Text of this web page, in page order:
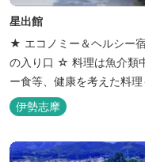
星出館
★ エコノミー＆ヘルシー宿 ★ 古い商屋や蔵のある河崎町の町並
の入り口 ☆ 料理は魚介類中心ですが希望によりアレルギーアトピ
ー食等、健康を考えた料理も対応（要
設置した青森ヒバと信楽焼
【Japanese Inn Group 会
伊勢志摩